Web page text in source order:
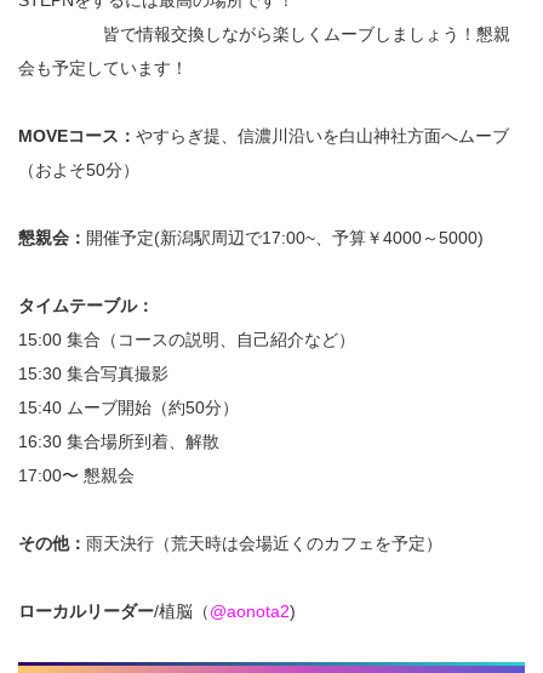
皆で情報交換しながら楽しくムーブしましょう！懇親
会も予定しています！
MOVEコース： やすらぎ提、信濃川沿いを白山神社方面へムーブ
（およそ50分）
懇親会： 開催予定(新潟駅周辺で17:00~、予算￥4000～5000)
タイムテーブル：
15:00 集合（コースの説明、自己紹介など）
15:30 集合写真撮影
15:40 ムーブ開始（約50分）
16:30 集合場所到着、解散
17:00〜 懇親会
その他： 雨天決行（荒天時は会場近くのカフェを予定）
ローカルリーダー/植脳（@aonota2)